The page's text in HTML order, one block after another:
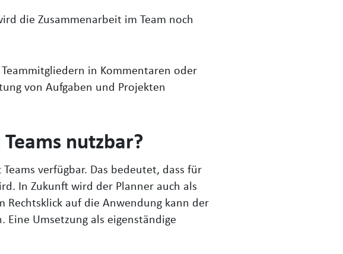
die Zusammenarbeit im Team noch
in Kommentaren oder
von Aufgaben und Projekten
nutzbar?
verfügbar. Das bedeutet, dass für
In Zukunft wird der Planner auch als
Rechtsklick auf die Anwendung kann der
Umsetzung als eigenständige